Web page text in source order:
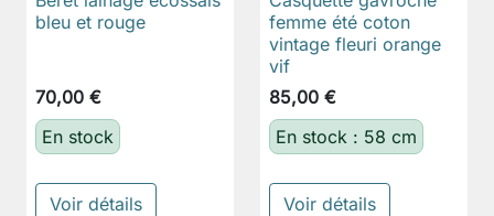
bleu et rouge
70,00 €
En stock
Voir détails
femme été coton
vintage fleuri orange
vif
85,00 €
En stock : 58 cm
Voir détails